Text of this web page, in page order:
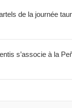
de la journée
s’associe à la